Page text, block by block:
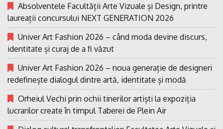
Absolventele Facultății Arte Vizuale și Design, printre
laureații concursului NEXT GENERATION 2026
Univer Art Fashion 2026 – când moda devine discurs,
identitate și curaj de a fi văzut
Univer Art Fashion 2026 – noua generație de designeri
redefinește dialogul dintre artă, identitate și modă
Orheiul Vechi prin ochii tinerilor artiști la expoziția
lucrarilor create în timpul Taberei de Plein Air